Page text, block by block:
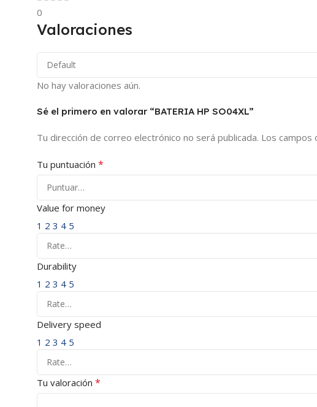
0
Valoraciones
No hay valoraciones aún.
Sé el primero en valorar “BATERIA HP SO04XL”
Tu dirección de correo electrónico no será publicada. Los campos
Tu puntuación *
Value for money
1 2 3 4 5
Durability
1 2 3 4 5
Delivery speed
1 2 3 4 5
Tu valoración *